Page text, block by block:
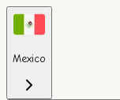
Mexico